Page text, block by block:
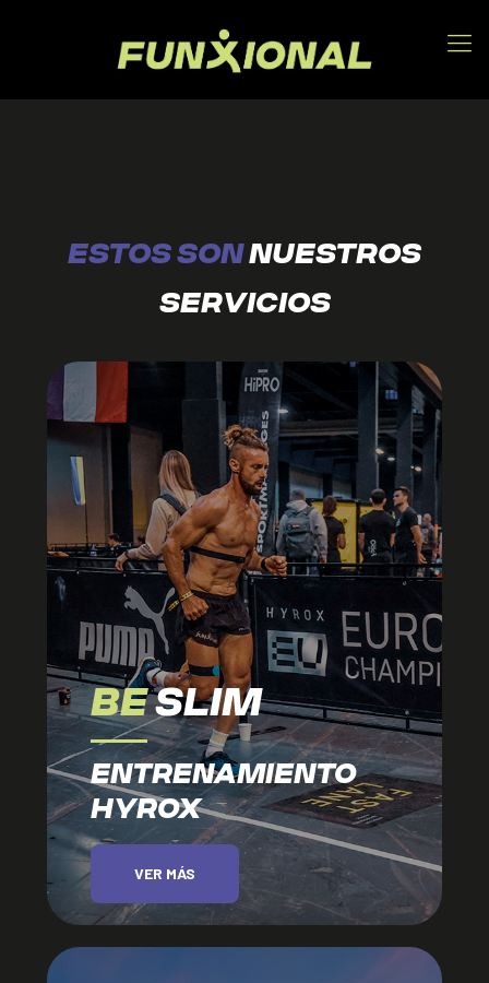
ESTOS SONNUESTROS
SERVICIOS
BESLIM
ENTRENAMIENTO
HYROX
VER MÁS